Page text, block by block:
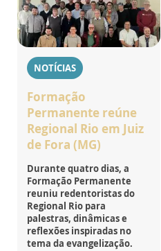
NOTÍCIAS
Formação
Permanente reúne
Regional Rio em Juiz
de Fora (MG)
Durante quatro dias, a
Formação Permanente
reuniu redentoristas do
Regional Rio para
palestras, dinâmicas e
reflexões inspiradas no
tema da evangelização.